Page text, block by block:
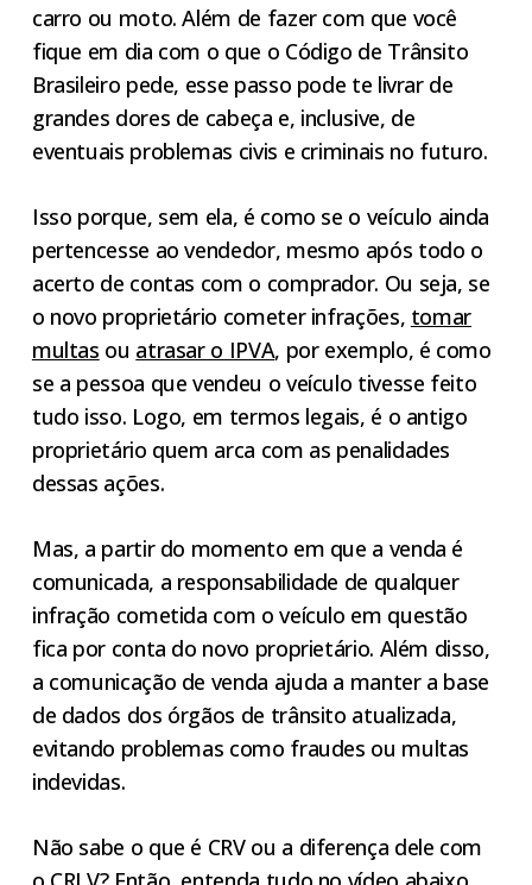
carro ou moto. Além de fazer com que você
fique em dia com o que o Código de Trânsito
Brasileiro pede, esse passo pode te livrar de
grandes dores de cabeça e, inclusive, de
eventuais problemas civis e criminais no futuro.
Isso porque, sem ela, é como se o veículo ainda
pertencesse ao vendedor, mesmo após todo o
acerto de contas com o comprador. Ou seja, se
o novo proprietário cometer infrações, tomar
multas ou atrasar o IPVA, por exemplo, é como
se a pessoa que vendeu o veículo tivesse feito
tudo isso. Logo, em termos legais, é o antigo
proprietário quem arca com as penalidades
dessas ações.
Mas, a partir do momento em que a venda é
comunicada, a responsabilidade de qualquer
infração cometida com o veículo em questão
fica por conta do novo proprietário. Além disso,
a comunicação de venda ajuda a manter a base
de dados dos órgãos de trânsito atualizada,
evitando problemas como fraudes ou multas
indevidas.
Não sabe o que é CRV ou a diferença dele com